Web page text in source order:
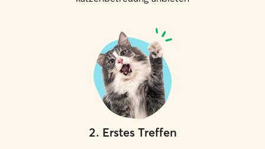
2. Erstes Treffen